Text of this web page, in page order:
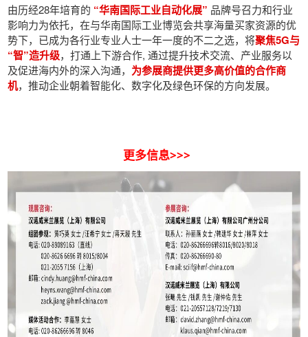
由历经28年培育的 “华南国际工业自动化展” 品牌号召力和行业
影响力为依托，在与华南国际工业博览会共享海量买家资源的优
势下，已成为各行业专业人士一年一度的不二之选，将聚焦5G与
“智”造升级，打通上下游合作, 通过提升技术交流、产业服务以
及促进海内外的深入沟通， 为参展商提供更多高价值的合作商
机，推动企业朝着智能化、数字化及绿色环保的方向发展。
更多信息>>>